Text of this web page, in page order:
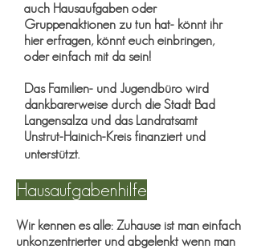
auch Hausaufgaben oder
Gruppenaktionen zu tun hat- könnt ihr
hier erfragen, könnt euch einbringen,
oder einfach mit da sein!
Das Familien- und Jugendbüro wird
dankbarerweise durch die Stadt Bad
Langensalza und das Landratsamt
Unstrut-Hainich-Kreis finanziert und
unterstützt.
Hausaufgabenhilfe
Wir kennen es alle: Zuhause ist man einfach
unkonzentrierter und abgelenkt wenn man